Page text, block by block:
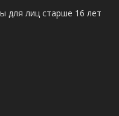
для лиц старше 16 лет